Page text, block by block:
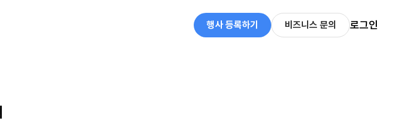
행사 등록하기 비즈니스 문의 로그인